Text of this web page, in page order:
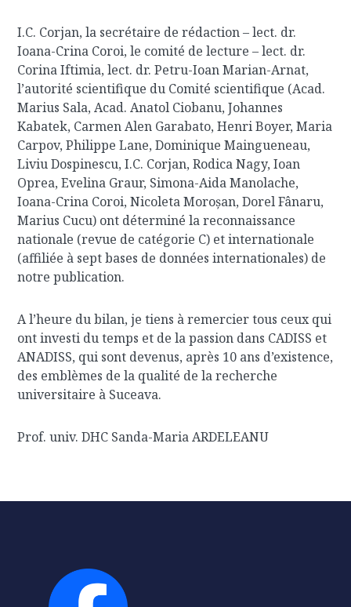
I.C. Corjan, la secrétaire de rédaction – lect. dr.
Ioana-Crina Coroi, le comité de lecture – lect. dr.
Corina Iftimia, lect. dr. Petru-Ioan Marian-Arnat,
l’autorité scientifique du Comité scientifique (Acad.
Marius Sala, Acad. Anatol Ciobanu, Johannes
Kabatek, Carmen Alen Garabato, Henri Boyer, Maria
Carpov, Philippe Lane, Dominique Maingueneau,
Liviu Dospinescu, I.C. Corjan, Rodica Nagy, Ioan
Oprea, Evelina Graur, Simona-Aida Manolache,
Ioana-Crina Coroi, Nicoleta Moroșan, Dorel Fânaru,
Marius Cucu) ont déterminé la reconnaissance
nationale (revue de catégorie C) et internationale
(affiliée à sept bases de données internationales) de
notre publication.
A l’heure du bilan, je tiens à remercier tous ceux qui
ont investi du temps et de la passion dans CADISS et
ANADISS, qui sont devenus, après 10 ans d’existence,
des emblèmes de la qualité de la recherche
universitaire à Suceava.
Prof. univ. DHC Sanda-Maria ARDELEANU